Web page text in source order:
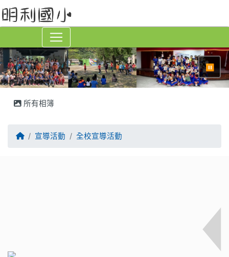
⏸
所有相簿
回首頁宣導活動 全校宣導活動